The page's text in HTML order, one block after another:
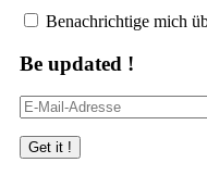
Benachrichtige mich
Be updated !
E-
Adresse